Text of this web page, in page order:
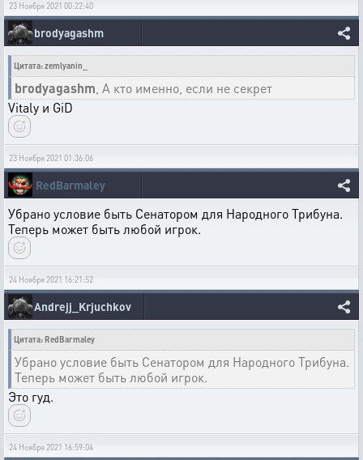
23 Ноября 2021 00:22:40
brodyagashm
Цитата: zemlyanin_
brodyagashm , А кто именно, если не секрет
Vitaly и GiD
23 Ноября 2021 01:36:06
RedBarmaley
Убрано условие быть Сенатором для Народного Трибуна.
Теперь может быть любой игрок.
24 Ноября 2021 16:21:52
Andrejj_Krjuchkov
Цитата: RedBarmaley
Убрано условие быть Сенатором для Народного Трибуна.
Теперь может быть любой игрок.
Это гуд.
24 Ноября 2021 16:59:04